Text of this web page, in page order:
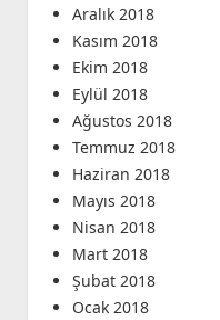
Aralık 2018
Kasım 2018
Ekim 2018
Eylül 2018
Ağustos 2018
Temmuz 2018
Haziran 2018
Mayıs 2018
Nisan 2018
Mart 2018
Şubat 2018
Ocak 2018